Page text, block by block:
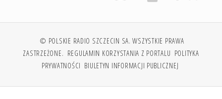
© POLSKIE RADIO SZCZECIN SA. WSZYSTKIE PRAWA
ZASTRZEŻONE. REGULAMIN KORZYSTANIA Z PORTALU POLITYKA
PRYWATNOŚCI BIULETYN INFORMACJI PUBLICZNEJ